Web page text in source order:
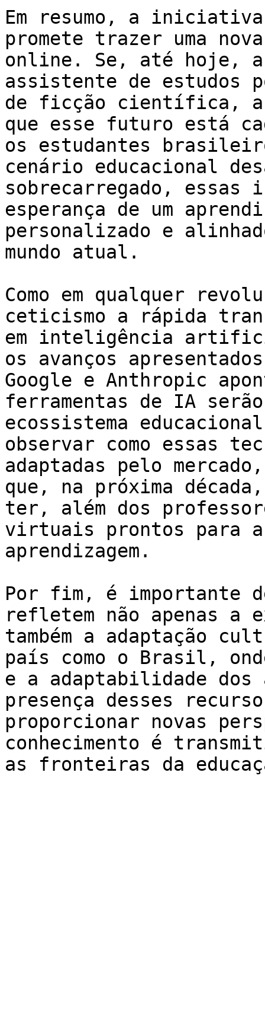
Em resumo, a
promete trazer uma
online. Se, até hoje, a
assistente de estudos
de ficção científica, a
que esse futuro está
os estudantes
cenário educacional
sobrecarregado, essas
esperança de um
personalizado e
mundo atual.
Como em qualquer
ceticismo a rápida
em inteligência
os avanços
Google e Anthropic
ferramentas de IA
ecossistema
observar como essas
adaptadas pelo
que, na próxima
ter, além dos
virtuais prontos para
aprendizagem.
Por fim, é importante
refletem não apenas a
também a adaptação
país como o Brasil,
e a adaptabilidade
presença desses
proporcionar novas
conhecimento é
as fronteiras da